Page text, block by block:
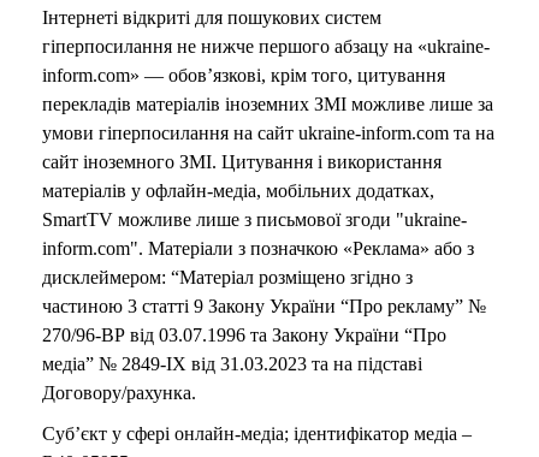
Інтернеті відкриті для пошукових систем
гіперпосилання не нижче першого абзацу на «ukraine-
inform.com» — обов’язкові, крім того, цитування
перекладів матеріалів іноземних ЗМІ можливе лише за
умови гіперпосилання на сайт ukraine-inform.com та на
сайт іноземного ЗМІ. Цитування і використання
матеріалів у офлайн-медіа, мобільних додатках,
SmartTV можливе лише з письмової згоди "ukraine-
inform.com". Матеріали з позначкою «Реклама» або з
дисклеймером: “Матеріал розміщено згідно з
частиною 3 статті 9 Закону України “Про рекламу” №
270/96-ВР від 03.07.1996 та Закону України “Про
медіа” № 2849-IX від 31.03.2023 та на підставі
Договору/рахунка.
Суб’єкт у сфері онлайн-медіа; ідентифікатор медіа –